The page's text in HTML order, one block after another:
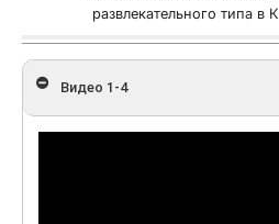
развлекательного типа в
Видео 1-4